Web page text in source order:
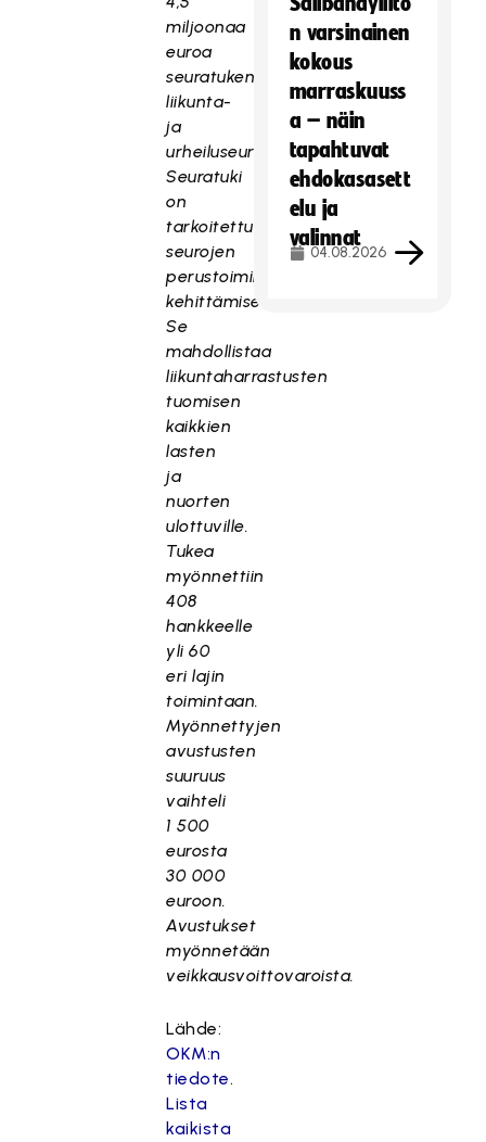
miljoonaa
euroa
seuratukena
liikunta-
ja
urheiluseuroille.
Seuratuki
on
tarkoitettu
seurojen
perustoiminnan
kehittämiseen.
Se
mahdollistaa
liikuntaharrastusten
tuomisen
kaikkien
lasten
ja
nuorten
ulottuville.
Tukea
myönnettiin
408
hankkeelle
yli 60
eri lajin
toimintaan.
Myönnettyjen
avustusten
suuruus
vaihteli
1 500
eurosta
30 000
euroon.
Avustukset
myönnetään
veikkausvoittovaroista.
Lähde:
OKM:n
tiedote.
Lista
kaikista
n varsinainen
kokous
marraskuuss
a – näin
tapahtuvat
ehdokasasett
elu ja
valinnat
04.08.2026